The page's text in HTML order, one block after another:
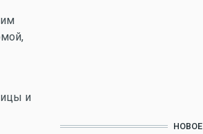
и
НОВОЕ